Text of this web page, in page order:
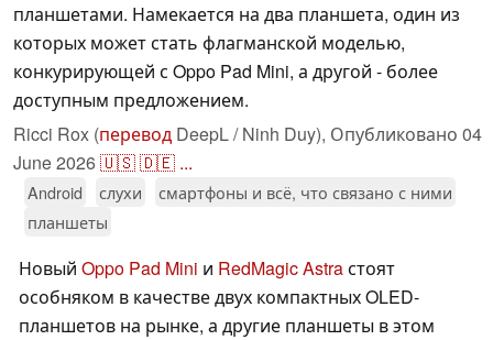
планшетами. Намекается на два планшета, один из
которых может стать флагманской моделью,
конкурирующей с Oppo Pad Mini, а другой - более
доступным предложением.
Ricci Rox (перевод DeepL / Ninh Duy), Опубликовано 04
June 2026🇺🇸🇩🇪 ...
Android слухи
смартфоны и всё, что связано с ними
планшеты
Новый Oppo Pad Mini и RedMagic Astraстоят
особняком в качестве двух компактных OLED-
планшетов на рынке, а другие планшеты в этом